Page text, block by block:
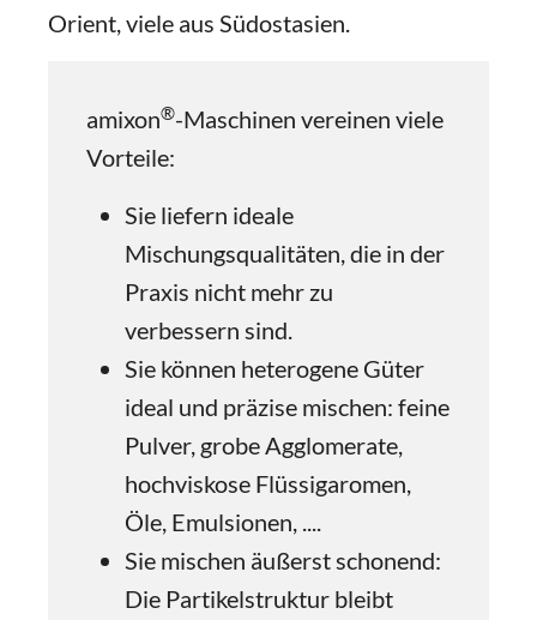
Orient, viele aus Südostasien.
amixon®-Maschinen vereinen viele
Vorteile:
Sie liefern ideale
Mischungsqualitäten, die in der
Praxis nicht mehr zu
verbessern sind.
Sie können heterogene Güter
ideal und präzise mischen: feine
Pulver, grobe Agglomerate,
hochviskose Flüssigaromen,
Öle, Emulsionen, ....
Sie mischen äußerst schonend:
Die Partikelstruktur bleibt